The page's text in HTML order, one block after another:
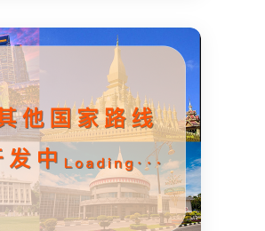
海运整柜专线
10-15天
全国各大港口均可安排